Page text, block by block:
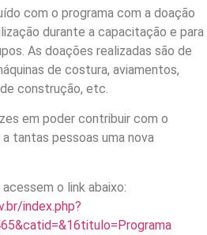
com o programa com a doação
durante a capacitação e para
As doações realizadas são de
de costura, aviamentos,
construção, etc.
em poder contribuir com o
tantas pessoas uma nova
o link abaixo:
index.php?